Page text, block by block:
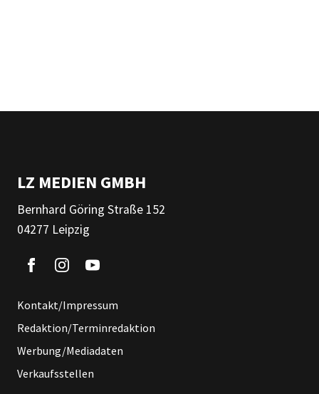
LZ MEDIEN GMBH
Bernhard Göring Straße 152
04277 Leipzig
Kontakt/Impressum
Redaktion/Terminredaktion
Werbung/Mediadaten
Verkaufsstellen